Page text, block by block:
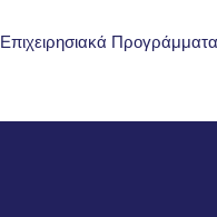
Επιχειρησιακά Προγράμματα